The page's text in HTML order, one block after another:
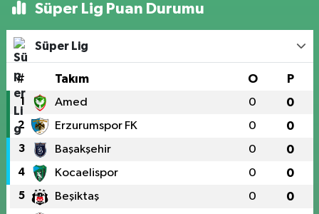
Süper Lig Puan Durumu
Süper Lig
# Takım O P
1 Amed 0 0
2 Erzurumspor FK 0 0
3 Başakşehir 0 0
4 Kocaelispor 0 0
5 Beşiktaş 0 0